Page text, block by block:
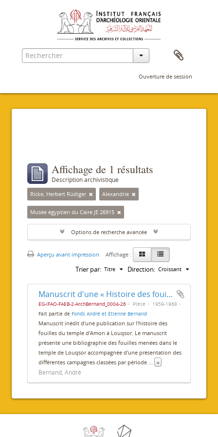
Ouverture de session
Affichage de 1 résultats
Description archivistique
Ricke, Herbert Rüdiger Alexandrie
Musée égyptien du Caire JE 26915
Options de recherche avancée
Aperçu avant impression Affichage :
Trier par: Titre Direction: Croissant
Manuscrit d'une « Histoire des fouilles du temple de Louxor »
EG-IFAO-FAEB-2-ArchBernand_0004-26 Pièce
1959-1968
Fait partie de Fonds André et Étienne Bernand
Manuscrit inédit d'une publication sur l'histoire des
fouilles du temple d'Amon à Louqsor. Le manuscrit
présente une bibliographie des fouilles menées dans le
temple de Louqsor accompagnée d'une présentation des
différentes campagnes classées par période ... »
Bernand, André